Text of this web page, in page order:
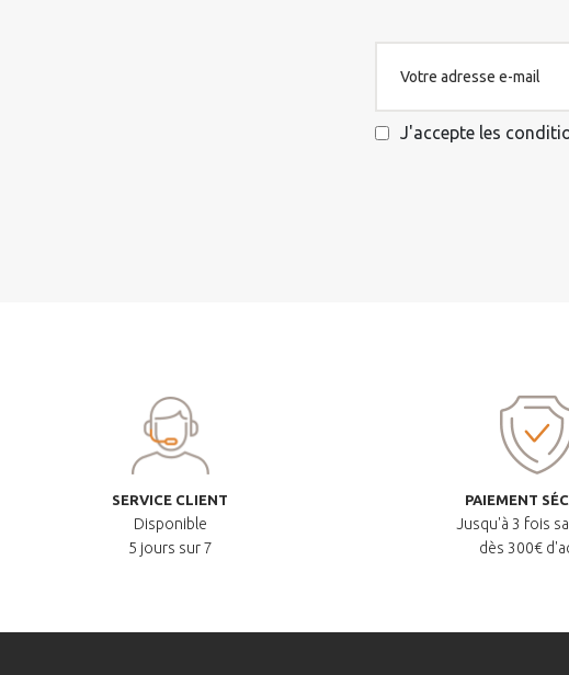
J'accepte les
SERVICE CLIENT
Disponible
5 jours sur 7
PAIEMENT
Jusqu'à 3 fois
dès 300€